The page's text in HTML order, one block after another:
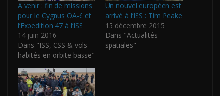
A venir : fin de missions
pour le Cygnus OA-6 et
l’Expedition 47 à l’ISS
14 juin 2016
Dans "ISS, CSS & vols
habités en orbite basse"
Un nouvel européen est
arrivé à l’ISS : Tim Peake
15 décembre 2015
Dans "Actualités
spatiales"